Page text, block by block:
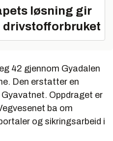
løsning gir
42 gjennom Gyadalen
Den erstatter en
Oppdraget er
ba om
og sikringsarbeid i